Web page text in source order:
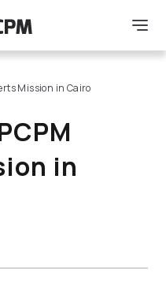
Mission in Cairo
in